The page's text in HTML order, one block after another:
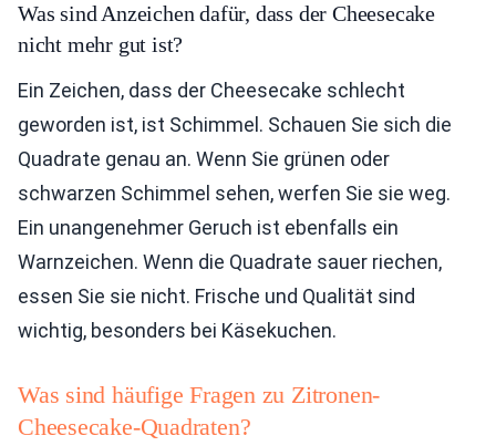
Was sind Anzeichen dafür, dass der Cheesecake
nicht mehr gut ist?
Ein Zeichen, dass der Cheesecake schlecht
geworden ist, ist Schimmel. Schauen Sie sich die
Quadrate genau an. Wenn Sie grünen oder
schwarzen Schimmel sehen, werfen Sie sie weg.
Ein unangenehmer Geruch ist ebenfalls ein
Warnzeichen. Wenn die Quadrate sauer riechen,
essen Sie sie nicht. Frische und Qualität sind
wichtig, besonders bei Käsekuchen.
Was sind häufige Fragen zu Zitronen-
Cheesecake-Quadraten?